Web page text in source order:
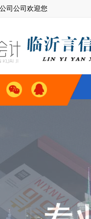
司公司欢迎您